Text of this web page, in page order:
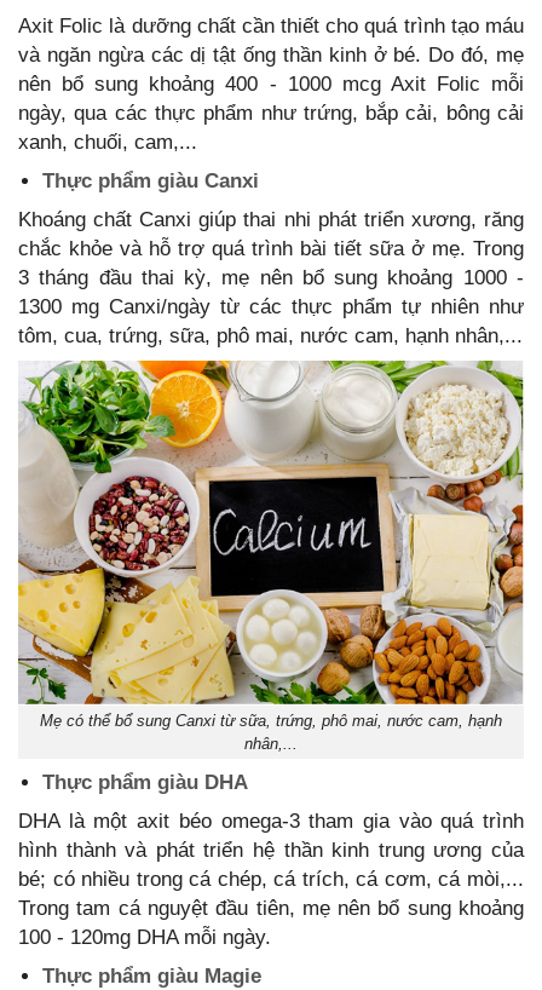
Axit Folic là dưỡng chất cần thiết cho quá trình tạo máu
và ngăn ngừa các dị tật ống thần kinh ở bé. Do đó, mẹ
nên bổ sung khoảng 400 - 1000 mcg Axit Folic mỗi
ngày, qua các thực phẩm như trứng, bắp cải, bông cải
xanh, chuối, cam,...
Thực phẩm giàu Canxi
Khoáng chất Canxi giúp thai nhi phát triển xương, răng
chắc khỏe và hỗ trợ quá trình bài tiết sữa ở mẹ. Trong
3 tháng đầu thai kỳ, mẹ nên bổ sung khoảng 1000 -
1300 mg Canxi/ngày từ các thực phẩm tự nhiên như
tôm, cua, trứng, sữa, phô mai, nước cam, hạnh nhân,...
Mẹ có thể bổ sung Canxi từ sữa, trứng, phô mai, nước cam, hạnh
nhân,...
Thực phẩm giàu DHA
DHA là một axit béo omega-3 tham gia vào quá trình
hình thành và phát triển hệ thần kinh trung ương của
bé; có nhiều trong cá chép, cá trích, cá cơm, cá mòi,...
Trong tam cá nguyệt đầu tiên, mẹ nên bổ sung khoảng
100 - 120mg DHA mỗi ngày.
Thực phẩm giàu Magie